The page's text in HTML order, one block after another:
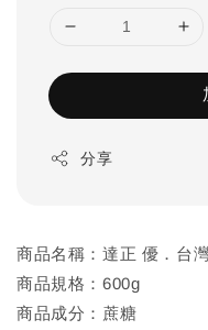
分享
商品名稱：達正 優．台
商品規格：600g
商品成分：蔗糖